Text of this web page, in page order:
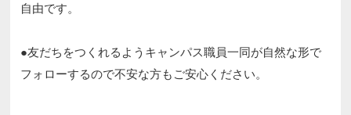
自由です。​​
●友だちをつくれるようキャンパス職員一同が自然な形で
フォローするので不安な方もご安心ください。 ​